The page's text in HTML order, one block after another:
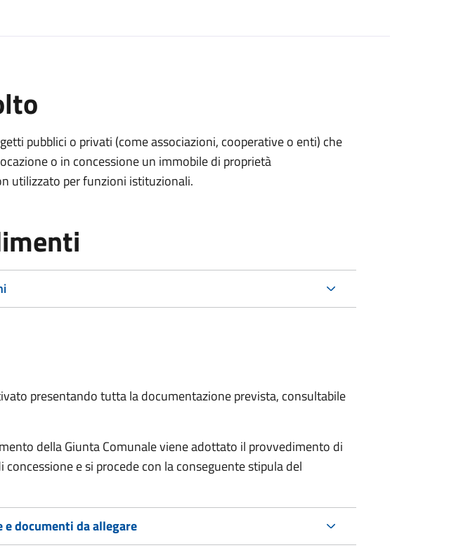
pubblici o privati (come associazioni, cooperative o enti) che
o in concessione un immobile di proprietà
utilizzato per funzioni istituzionali.
presentando tutta la documentazione prevista, consultabile
della Giunta Comunale viene adottato il provvedimento di
e si procede con la conseguente stipula del
documenti da allegare